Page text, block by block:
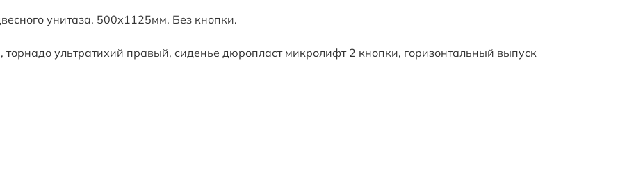
унитаза. 500х1125мм. Без кнопки.
ультратихий правый, сиденье дюропласт микролифт 2 кнопки, горизонтальный выпуск